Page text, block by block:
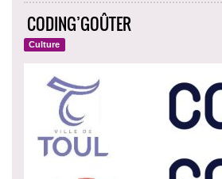
CODING’GOÛTER
Culture